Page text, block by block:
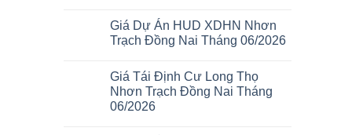
Giá Dự Án HUD XDHN Nhơn
Trạch Đồng Nai Tháng 06/2026
Giá Tái Định Cư Long Thọ
Nhơn Trạch Đồng Nai Tháng
06/2026